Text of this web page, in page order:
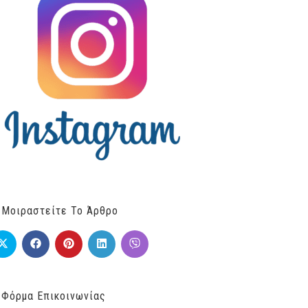
Μοιραστείτε Το Άρθρο
Φόρμα Επικοινωνίας